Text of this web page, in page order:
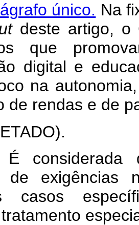
único. Na
deste artigo, o
que
digital e
na
de rendas e de
considerada
de exigências
casos